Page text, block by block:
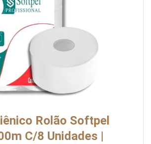
Rolão Softpel
C/8 Unidades |